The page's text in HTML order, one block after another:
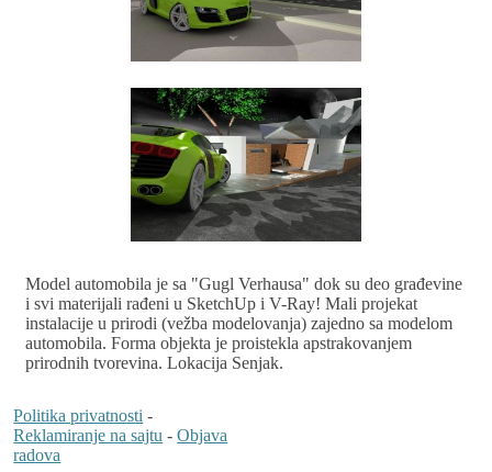
Model automobila je sa "Gugl Verhausa" dok su deo građevine
i svi materijali rađeni u SketchUp i V-Ray! Mali projekat
instalacije u prirodi (vežba modelovanja) zajedno sa modelom
automobila. Forma objekta je proistekla apstrakovanjem
prirodnih tvorevina. Lokacija Senjak.
Politika privatnosti -
Reklamiranje na sajtu -Objava
radova